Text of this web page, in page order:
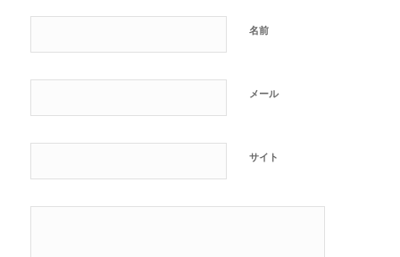
名前
メール
サイト